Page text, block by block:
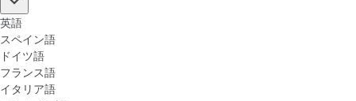
英語
スペイン語
ドイツ語
フランス語
イタリア語